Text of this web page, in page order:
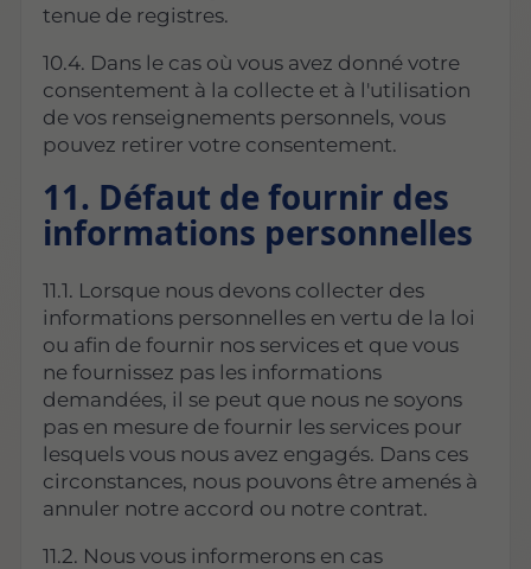
tenue de registres.
10.4. Dans le cas où vous avez donné votre
consentement à la collecte et à l'utilisation
de vos renseignements personnels, vous
pouvez retirer votre consentement.
11. Défaut de fournir des
informations personnelles
11.1. Lorsque nous devons collecter des
informations personnelles en vertu de la loi
ou afin de fournir nos services et que vous
ne fournissez pas les informations
demandées, il se peut que nous ne soyons
pas en mesure de fournir les services pour
lesquels vous nous avez engagés. Dans ces
circonstances, nous pouvons être amenés à
annuler notre accord ou notre contrat.
11.2. Nous vous informerons en cas